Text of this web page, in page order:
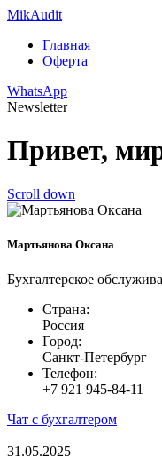
MikAudit
Главная
Оферта
WhatsApp
Newsletter
Привет,
Scroll down
Мартьянова Оксана
Бухгалтерское
Страна:
Россия
Город:
Санкт-Петербург
Телефон:
+7 921 945-84-11
Чат с бухгалтером
31.05.2025